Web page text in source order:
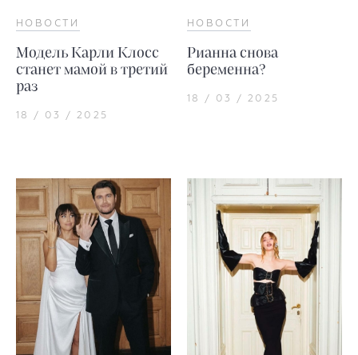
НОВОСТИ
Модель Карли Клосс
станет мамой в третий
раз
18 / 03 / 2025
НОВОСТИ
Рианна снова
беременна?
18 / 03 / 2025